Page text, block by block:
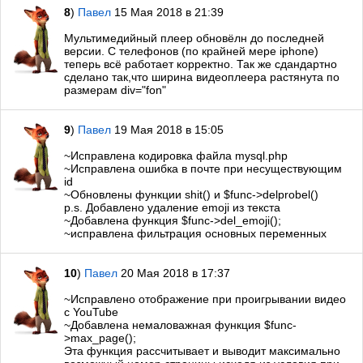
8) Павел 15 Мая 2018 в 21:39
Мультимедийный плеер обновёлн до последней
версии. С телефонов (по крайней мере iphone)
теперь всё работает корректно. Так же сдандартно
сделано так,что ширина видеоплеера растянута по
размерам div="fon"
9) Павел 19 Мая 2018 в 15:05
~Исправлена кодировка файла mysql.php
~Исправлена ошибка в почте при несуществующим
id
~Обновлены функции shit() и $func->delprobel()
p.s. Добавлено удаление emoji из текста
~Добавлена функция $func->del_emoji();
~исправлена фильтрация основных переменных
10) Павел 20 Мая 2018 в 17:37
~Исправлено отображение при проигрывании видео
с YouTube
~Добавлена немаловажная функция $func-
>max_page();
Эта функция рассчитывает и выводит максимально